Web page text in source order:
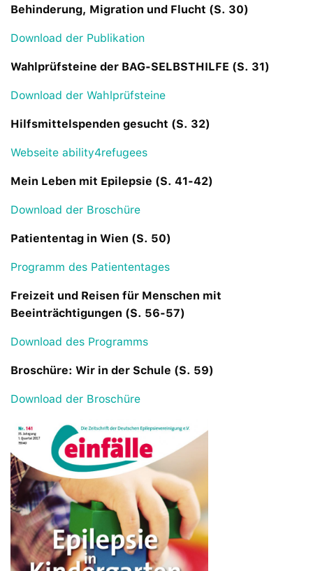
Behinderung, Migration und Flucht (S. 30)
Download der Publikation
Wahlprüfsteine der BAG-SELBSTHILFE (S. 31)
Download der Wahlprüfsteine
Hilfsmittelspenden gesucht (S. 32)
Webseite ability4refugees
Mein Leben mit Epilepsie (S. 41-42)
Download der Broschüre
Patiententag in Wien (S. 50)
Programm des Patiententages
Freizeit und Reisen für Menschen mit
Beeinträchtigungen (S. 56-57)
Download des Programms
Broschüre: Wir in der Schule (S. 59)
Download der Broschüre